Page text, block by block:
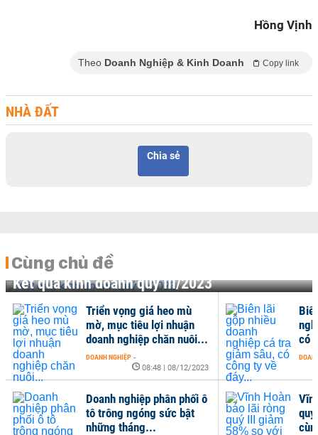
Hồng Vịnh
Theo Doanh Nghiệp & Kinh Doanh Copy link
NHÀ ĐẤT
Chia sẻ
Cùng chủ đề
Kết quả kinh doanh quý III/2023
Triển vọng giá heo mù
mờ, mục tiêu lợi nhuận
doanh nghiệp chăn nuôi...
DOANH NGHIỆP -
08:48 | 08/12/2023
Doanh nghiệp phân phối ô
tô trông ngóng sức bật
những tháng...
có